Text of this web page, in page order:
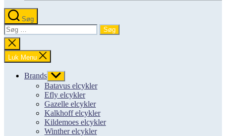
Søg
Søg
efter:
Luk
søgning
Luk Menu
Brands Vis
undermenu
Batavus elcykler
Efly elcykler
Gazelle elcykler
Kalkhoff elcykler
Kildemoes elcykler
Winther elcykler